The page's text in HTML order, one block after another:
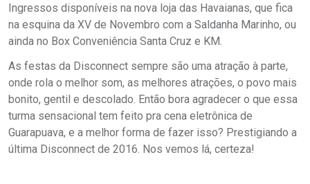
Ingressos disponíveis na nova loja das Havaianas, que fica
na esquina da XV de Novembro com a Saldanha Marinho, ou
ainda no Box Conveniência Santa Cruz e KM.
As festas da Disconnect sempre são uma atração à parte,
onde rola o melhor som, as melhores atrações, o povo mais
bonito, gentil e descolado. Então bora agradecer o que essa
turma sensacional tem feito pra cena eletrônica de
Guarapuava, e a melhor forma de fazer isso? Prestigiando a
última Disconnect de 2016. Nos vemos lá, certeza!